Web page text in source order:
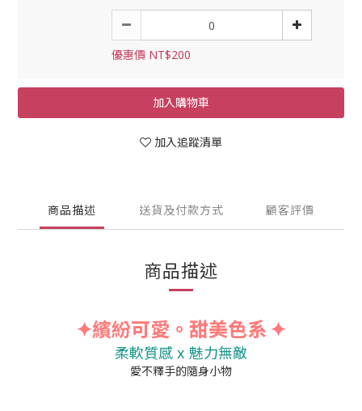
優惠價 NT$200
加入購物車
加入追蹤清單
商品描述 送貨及付款方式 顧客評價
商品描述
✦繽紛可愛。甜美色系 ✦
柔軟質感 x 魅力無敵
愛不釋手的隨身小物